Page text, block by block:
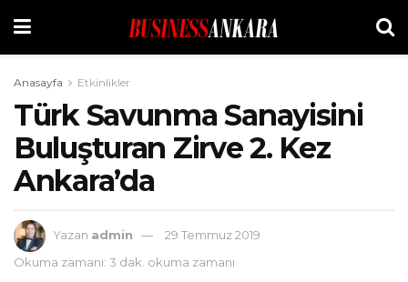
Anasayfa Etkinlikler
Türk Savunma Sanayisini
Buluşturan Zirve 2. Kez
Ankara’da
Yazan admin
29 Temmuz 2019
Okuma zamanı: 3 dak. okuma zamanı